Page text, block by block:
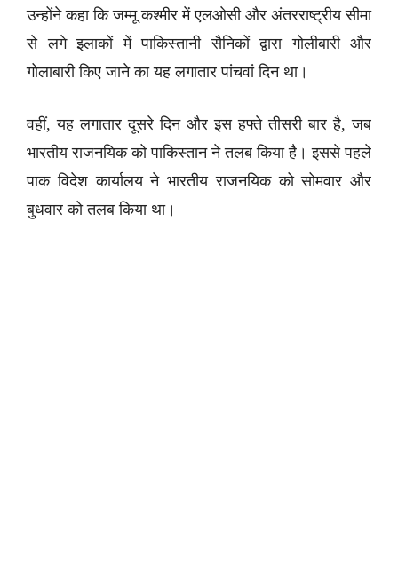
उन्होंने कहा कि जम्मू कश्मीर में एलओसी और अंतरराष्ट्रीय सीमा
से लगे इलाकों में पाकिस्तानी सैनिकों द्वारा गोलीबारी और
गोलाबारी किए जाने का यह लगातार पांचवां दिन था।
वहीं, यह लगातार दूसरे दिन और इस हफ्ते तीसरी बार है, जब
भारतीय राजनयिक को पाकिस्तान ने तलब किया है। इससे पहले
पाक विदेश कार्यालय ने भारतीय राजनयिक को सोमवार और
बुधवार को तलब किया था।